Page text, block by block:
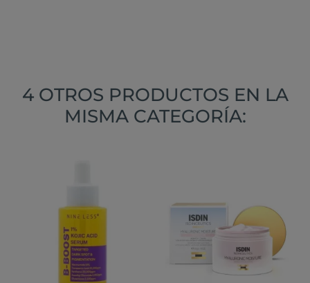
4 OTROS PRODUCTOS EN LA
MISMA CATEGORÍA: